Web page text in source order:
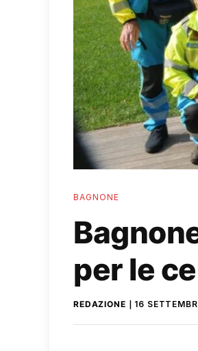
BAGNONE
per le
REDAZIONE 16